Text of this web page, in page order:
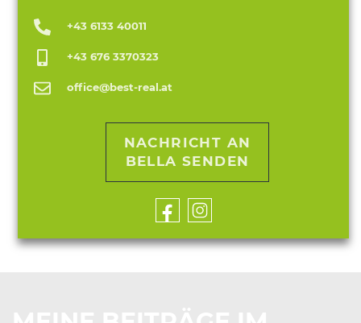
+43 6133 40011
+43 676 3370323
office@best-real.at
NACHRICHT AN
BELLA SENDEN